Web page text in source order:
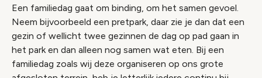
Een familiedag gaat om binding, om het samen gevoel.
Neem bijvoorbeeld een pretpark, daar zie je dan dat een
gezin of wellicht twee gezinnen de dag op pad gaan in
het park en dan alleen nog samen wat eten. Bij een
familiedag zoals wij deze organiseren op ons grote